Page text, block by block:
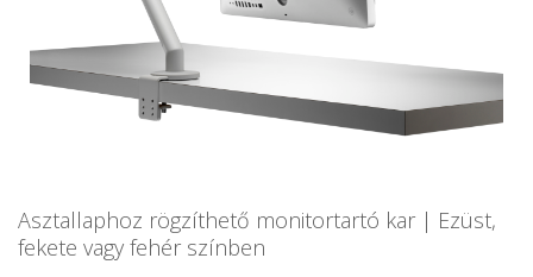
Asztallaphoz rögzíthető monitortartó kar | Ezüst,
fekete vagy fehér színben